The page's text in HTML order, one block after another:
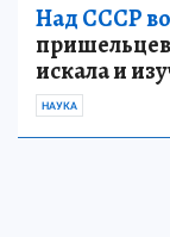
Над СССР
искала и
НАУКА